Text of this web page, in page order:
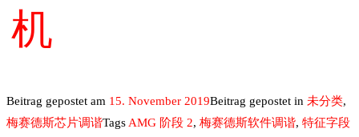
机
Beitrag gepostet am 15. November 2019Beitrag gepostet in 未分类,
梅赛德斯芯片调谐Tags AMG 阶段 2, 梅赛德斯软件调谐, 特征字段